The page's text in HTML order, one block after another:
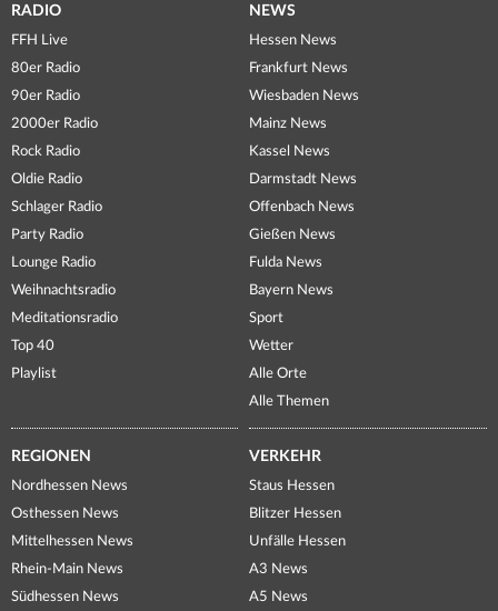
RADIO
FFH Live
80er Radio
90er Radio
2000er Radio
Rock Radio
Oldie Radio
Schlager Radio
Party Radio
Lounge Radio
Weihnachtsradio
Meditationsradio
Top 40
Playlist
NEWS
Hessen News
Frankfurt News
Wiesbaden News
Mainz News
Kassel News
Darmstadt News
Offenbach News
Gießen News
Fulda News
Bayern News
Sport
Wetter
Alle Orte
Alle Themen
REGIONEN
Nordhessen News
Osthessen News
Mittelhessen News
Rhein-Main News
Südhessen News
VERKEHR
Staus Hessen
Blitzer Hessen
Unfälle Hessen
A3 News
A5 News